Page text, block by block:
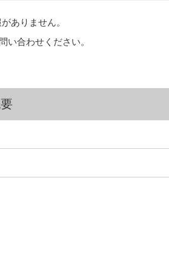
ありません。
い合わせください。